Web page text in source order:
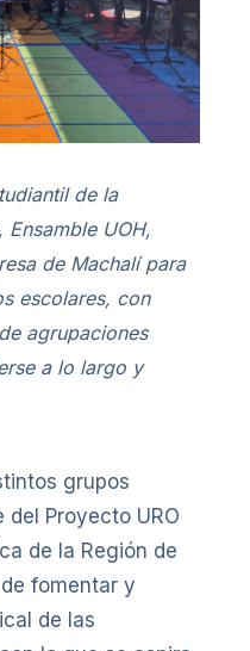
de la
Ensamble UOH,
de Machalí para
escolares, con
agrupaciones
a lo largo y
grupos
Proyecto URO
de la Región de
fomentar y
de las